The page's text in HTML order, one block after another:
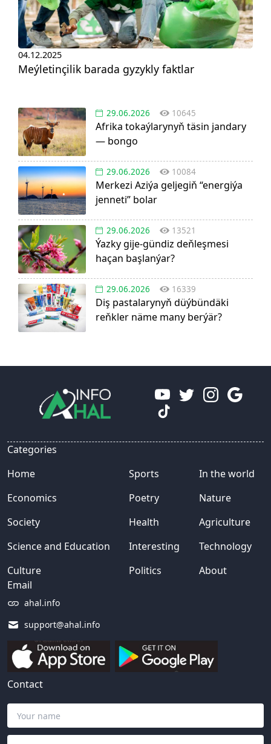
04.12.2025
Meýletinçilik barada gyzykly faktlar
29.06.2026 10645
Afrika tokaýlarynyň täsin jandary
— bongo
29.06.2026 10084
Merkezi Aziýa geljegiň “energiýa
jenneti” bolar
29.06.2026 13521
Ýazky gije-gündiz deňleşmesi
haçan başlanýar?
29.06.2026 16339
Diş pastalarynyň düýbündäki
reňkler näme many berýär?
Email
ahal.info
support@ahal.info
Categories
Home
Economics
Society
Science and Education
Culture
Sports
Poetry
Health
Interesting
Politics
In the world
Nature
Agriculture
Technology
About
Contact